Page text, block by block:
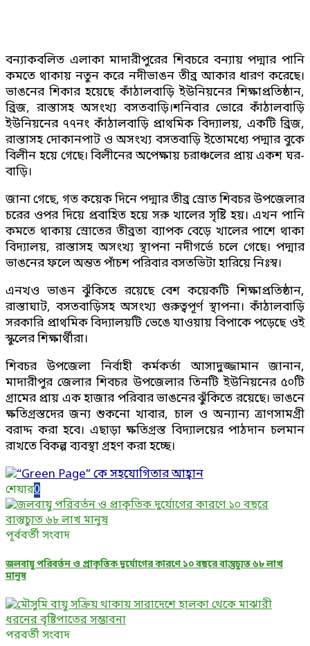
বন্যাকবলিত এলাকা মাদারীপুরের শিবচরে বন্যায় পদ্মার পানি
কমতে থাকায় নতুন করে নদীভাঙন তীব্র আকার ধারণ করেছে।
ভাঙনের শিকার হয়েছে কাঁঠালবাড়ি ইউনিয়নের শিক্ষাপ্রতিষ্ঠান,
ব্রিজ, রাস্তাসহ অসংখ্য বসতবাড়ি।শনিবার ভোরে কাঁঠালবাড়ি
ইউনিয়নের ৭৭নং কাঁঠালবাড়ি প্রাথমিক বিদ্যালয়, একটি ব্রিজ,
রাস্তাসহ দোকানপাট ও অসংখ্য বসতবাড়ি ইতোমধ্যে পদ্মার বুকে
বিলীন হয়ে গেছে। বিলীনের অপেক্ষায় চরাঞ্চলের প্রায় একশ ঘর-
বাড়ি।
জানা গেছে, গত কয়েক দিনে পদ্মার তীব্র স্রোত শিবচর উপজেলার
চরের ওপর দিয়ে প্রবাহিত হয়ে সরু খালের সৃষ্টি হয়। এখন পানি
কমতে থাকায় স্রোতের তীব্রতা ব্যাপক বেড়ে খালের পাশে থাকা
বিদ্যালয়, রাস্তাসহ অসংখ্য স্থাপনা নদীগর্ভে চলে গেছে। পদ্মার
ভাঙনের ফলে অন্তত পাঁচশ পরিবার বসতভিটা হারিয়ে নিঃস্ব।
এনখও ভাঙন ঝুঁকিতে রয়েছে বেশ কয়েকটি শিক্ষাপ্রতিষ্ঠান,
রাস্তাঘাট, বসতবাড়িসহ অসংখ্য গুরুত্বপূর্ণ স্থাপনা। কাঁঠালবাড়ি
সরকারি প্রাথমিক বিদ্যালয়টি ভেঙে যাওয়ায় বিপাকে পড়েছে ওই
স্কুলের শিক্ষার্থীরা।
শিবচর উপজেলা নির্বাহী কর্মকর্তা আসাদুজ্জামান জানান,
মাদারীপুর জেলার শিবচর উপজেলার তিনটি ইউনিয়নের ৫০টি
গ্রামের প্রায় এক হাজার পরিবার ভাঙনের ঝুঁকিতে রয়েছে। ভাঙনে
ক্ষতিগ্রস্তদের জন্য শুকনো খাবার, চাল ও অন্যান্য ত্রাণসামগ্রী
বরাদ্দ করা হবে। এছাড়া ক্ষতিগ্রস্ত বিদ্যালয়ের পাঠদান চলমান
রাখতে বিকল্প ব্যবস্থা গ্রহণ করা হচ্ছে।
শেয়ার0
পূর্ববর্তী সংবাদ
জলবায়ু পরিবর্তন ও প্রাকৃতিক দুর্যোগের কারণে ১০ বছরে বাস্তুচ্যুত ৬৮ লাখ
মানুষ
পরবর্তী সংবাদ